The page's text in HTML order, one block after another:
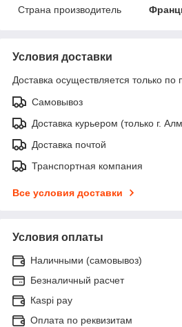
Страна производитель
Условия доставки
Доставка осуществляется только по
Самовывоз
Доставка курьером (только г.
Доставка почтой
Транспортная компания
Все условия доставки
Условия оплаты
Наличными (самовывоз)
Безналичный расчет
Каspi pay
Оплата по реквизитам